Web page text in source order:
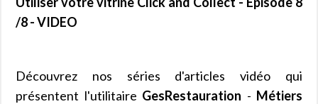
/8 - VIDEO
Découvrez nos séries d'articles vidéo qui
présentent l'utilitaire GesRestauration - Métiers